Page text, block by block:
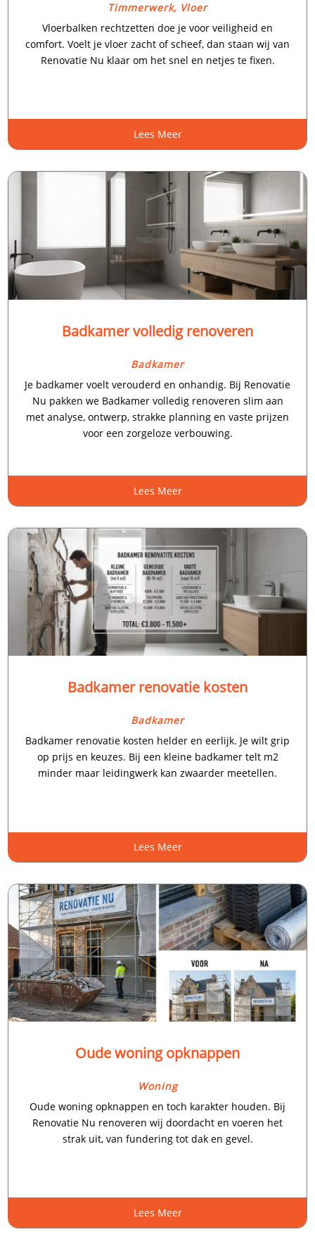
Timmerwerk, Vloer
Vloerbalken rechtzetten doe je voor veiligheid en
comfort.​ Voelt je vloer zacht of scheef, dan staan wij van
Renovatie Nu klaar om het snel en netjes te fixen.​
Lees Meer
Badkamer volledig renoveren
Badkamer
Je badkamer voelt verouderd en onhandig.​ Bij Renovatie
Nu pakken we Badkamer volledig renoveren slim aan
met analyse, ontwerp, strakke planning en vaste prijzen
voor een zorgeloze verbouwing.​
Lees Meer
Badkamer renovatie kosten
Badkamer
Badkamer renovatie kosten helder en eerlijk.​ Je wilt grip
op prijs en keuzes.​ Bij een kleine badkamer telt m2
minder maar leidingwerk kan zwaarder meetellen.​
Lees Meer
Oude woning opknappen
Woning
Oude woning opknappen en toch karakter houden.​ Bij
Renovatie Nu renoveren wij doordacht en voeren het
strak uit, van fundering tot dak en gevel.​
Lees Meer